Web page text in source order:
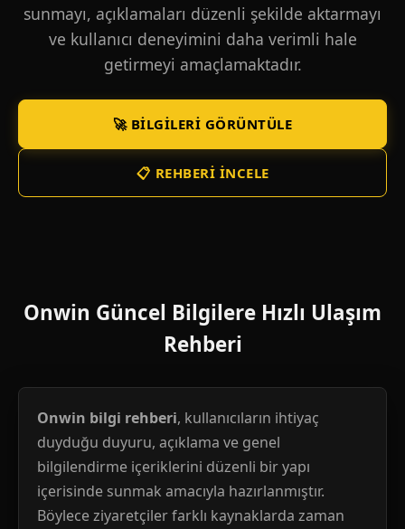
sunmayı, açıklamaları düzenli şekilde aktarmayı
ve kullanıcı deneyimini daha verimli hale
getirmeyi amaçlamaktadır.
🚀 BILGILERI GÖRÜNTÜLE
📋 REHBERI İNCELE
Onwin Güncel Bilgilere Hızlı Ulaşım
Rehberi
Onwin bilgi rehberi, kullanıcıların ihtiyaç
duyduğu duyuru, açıklama ve genel
bilgilendirme içeriklerini düzenli bir yapı
içerisinde sunmak amacıyla hazırlanmıştır.
Böylece ziyaretçiler farklı kaynaklarda zaman